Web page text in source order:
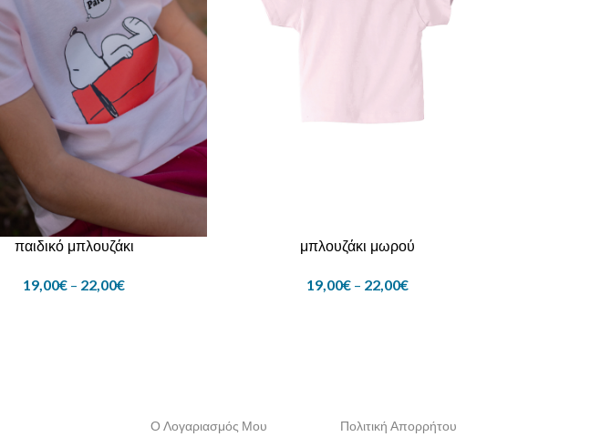
παιδικό μπλουζάκι
19,00€ – 22,00€
μπλουζάκι μωρού
19,00€ – 22,00€
Ο Λογαριασμός Μου
Πολιτική Απορρήτου